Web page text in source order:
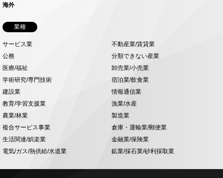
海外
業種
サービス業
不動産業/賃貸業
公務
分類できない産業
医療/福祉
卸売業/小売業
学術研究/専門技術
宿泊業/飲食業
建設業
情報通信業
教育/学習支援業
漁業/水産
農業/林業
製造業
複合サービス事業
倉庫・運輸業/郵便業
生活関連/娯楽業
金融業/保険業
電気/ガス/熱供給/水道業
鉱業/採石業/砂利採取業